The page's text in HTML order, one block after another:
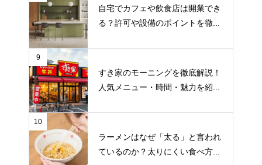
自宅でカフェや飲食店は開業でき
る？許可や設備のポイントを徹...
9
すき家のモーニングを徹底解説！
人気メニュー・時間・魅力を紹...
10
ラーメンはなぜ「太る」と言われ
ているのか？太りにくい食べ方...